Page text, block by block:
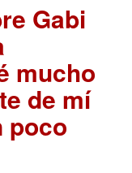
Gabi
mucho
de mí
poco